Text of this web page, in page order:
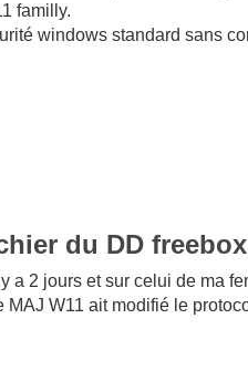
familly.
windows standard sans
du DD
a 2 jours et sur celui de ma
W11 ait modifié le